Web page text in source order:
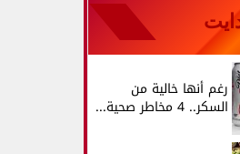
رغم أنها خالية من
السكر.. 4 مخاطر صحية...